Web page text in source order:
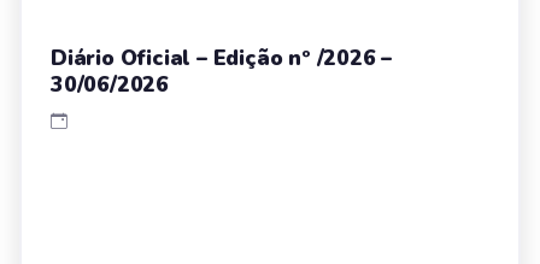
Diário Oficial – Edição nº /2026 –
30/06/2026